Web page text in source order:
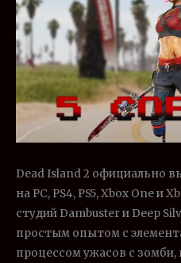
Dead Island 2 официально
на PC, PS4, PS5, Xbox One и
студий Dambuster и Deep
простым опытом с
процессом ужасов с зомби,